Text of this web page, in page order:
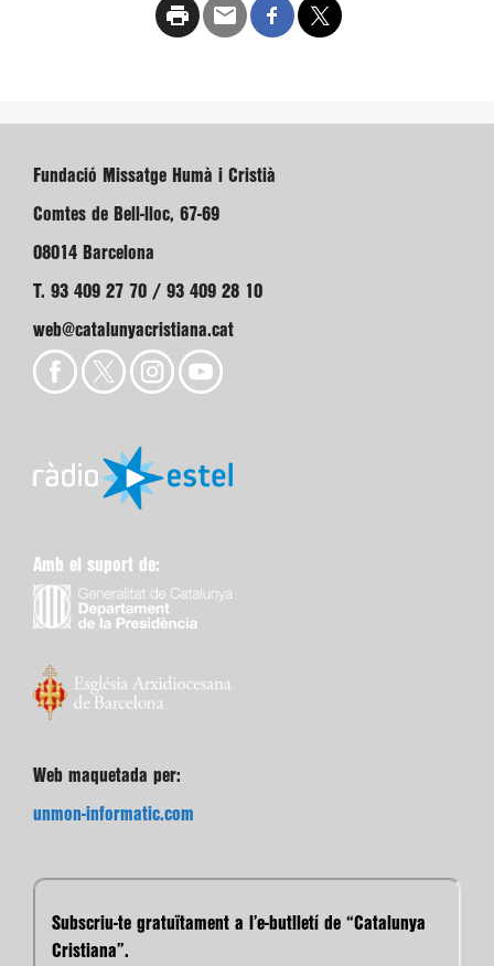
Fundació Missatge Humà i Cristià
Comtes de Bell-lloc, 67-69
08014 Barcelona
T. 93 409 27 70 / 93 409 28 10
web@catalunyacristiana.cat
Amb el suport de:
Web maquetada per:
unmon-informatic.com
Subscriu-te gratuïtament a l’e-butlletí de “Catalunya
Cristiana”.